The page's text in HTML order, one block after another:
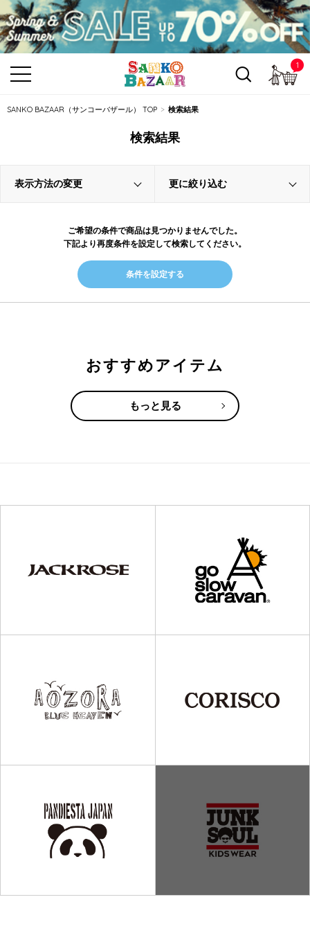
1
SANKO BAZAAR（サンコーバザール） TOP 検索結果
検索結果
表示方法の変更 更に絞り込む
ご希望の条件で商品は見つかりませんでした。
下記より再度条件を設定して検索してください。
条件を設定する
おすすめアイテム
もっと見る